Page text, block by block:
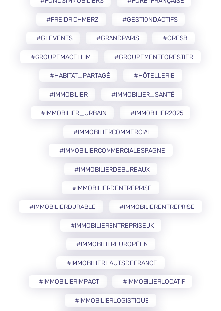
#FREIDRICHMERZ #GESTIONDACTIFS
#GLEVENTS #GRANDPARIS #GRESB
#GROUPEMAGELLIM #GROUPEMENTFORESTIER
#HABITAT_PARTAGÉ #HÔTELLERIE
#IMMOBILIER #IMMOBILIER_SANTÉ
#IMMOBILIER_URBAIN #IMMOBILIER2025
#IMMOBILIERCOMMERCIAL
#IMMOBILIERCOMMERCIALESPAGNE
#IMMOBILIERDEBUREAUX
#IMMOBILIERDENTREPRISE
#IMMOBILIERDURABLE #IMMOBILIERENTREPRISE
#IMMOBILIERENTREPRISEUK
#IMMOBILIEREUROPÉEN
#IMMOBILIERHAUTSDEFRANCE
#IMMOBILIERIMPACT #IMMOBILIERLOCATIF
#IMMOBILIERLOGISTIQUE